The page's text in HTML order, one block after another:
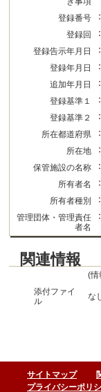
登録番号 ：
登録回
：
登録告示年月日
：
登録年月日
：
追加年月日
：
登録基準１ ：
登録基準２
：
所在都道府県 ：
所在地
：
保管施設の名称
：
所有者名 ：
所有者種別
：
管理団体・管理責任
者名
：
関連情報
(情
添付ファイ
ル
な
サイトマップ
プライバシーポリ